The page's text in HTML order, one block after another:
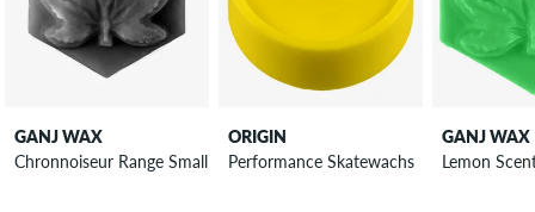
GANJ WAX
Chronnoiseur Range Small Skatewachs
ORIGIN
Performance Skatewachs
GANJ WAX
Lemon